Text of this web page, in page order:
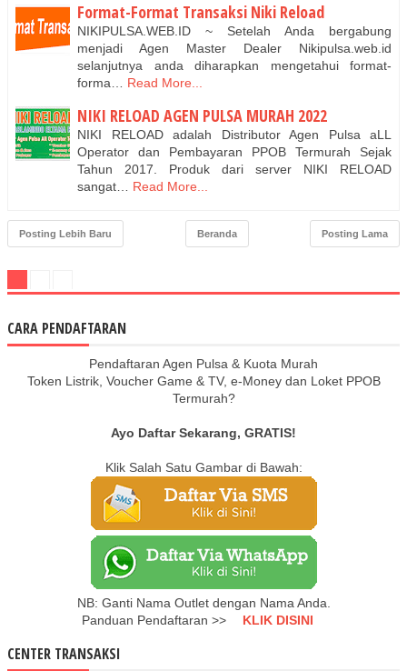
Format-Format Transaksi Niki Reload
NIKIPULSA.WEB.ID ~ Setelah Anda bergabung
menjadi Agen Master Dealer Nikipulsa.web.id
selanjutnya anda diharapkan mengetahui format-
forma… Read More...
NIKI RELOAD AGEN PULSA MURAH 2022
NIKI RELOAD adalah Distributor Agen Pulsa aLL
Operator dan Pembayaran PPOB Termurah Sejak
Tahun 2017. Produk dari server NIKI RELOAD
sangat…
Read More...
Posting Lebih Baru Posting Lama
Beranda
CARA PENDAFTARAN
Pendaftaran Agen Pulsa & Kuota Murah
Token Listrik, Voucher Game & TV, e-Money dan Loket PPOB
Termurah?
Ayo Daftar Sekarang, GRATIS!
Klik Salah Satu Gambar di Bawah:
NB: Ganti Nama Outlet dengan Nama Anda.
Panduan Pendaftaran >>
KLIK DISINI
CENTER TRANSAKSI